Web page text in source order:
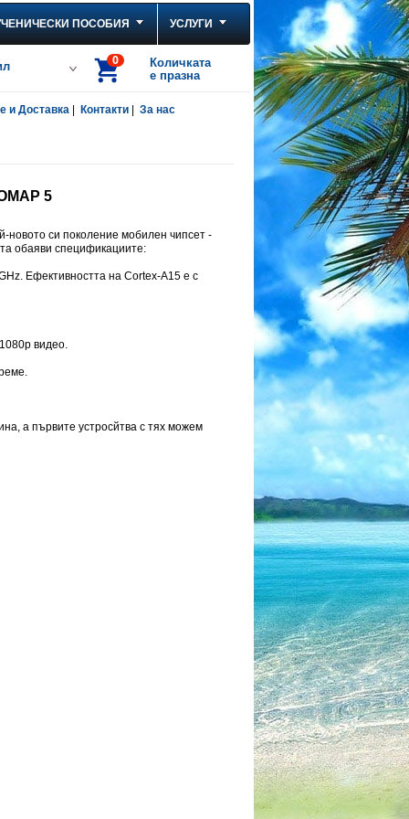
ПОСОБИЯ УСЛУГИ
0
Количката
е празна
и Доставка Контакти За нас
5
новото си поколение мобилен чипсет -
обаяви спецификациите:
Ефективността на Cortex-A15 е с
видео.
а първите устросйтва с тях можем